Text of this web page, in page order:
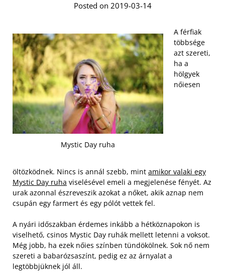
Posted on 2019-03-14
Mystic Day ruha
A férfiak
többsége
azt szereti,
ha a
hölgyek
nőiesen
öltözködnek. Nincs is annál szebb, mint amikor valaki egy
Mystic Day ruha viselésével emeli a megjelenése fényét. Az
urak azonnal észreveszik azokat a nőket, akik aznap nem
csupán egy farmert és egy pólót vettek fel.
A nyári időszakban érdemes inkább a hétköznapokon is
viselhető, csinos Mystic Day ruhák mellett letenni a voksot.
Még jobb, ha ezek nőies színben tündökölnek. Sok nő nem
szereti a babarózsaszínt, pedig ez az árnyalat a
legtöbbjüknek jól áll.